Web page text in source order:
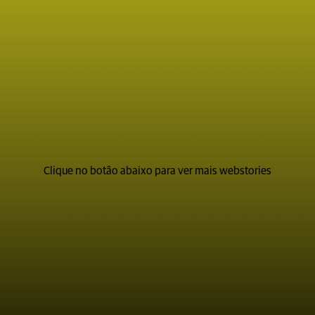
Clique no botão abaixo para ver mais webstories